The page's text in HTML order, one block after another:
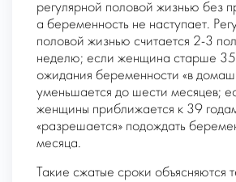
регулярной половой жизнью без
а беременность не наступает.
половой жизнью считается 2-3
неделю; если женщина старше
ожидания беременности «в
уменьшается до шести месяцев;
женщины приближается к 39
«разрешается» подождать
месяца.
Такие сжатые сроки объясняются